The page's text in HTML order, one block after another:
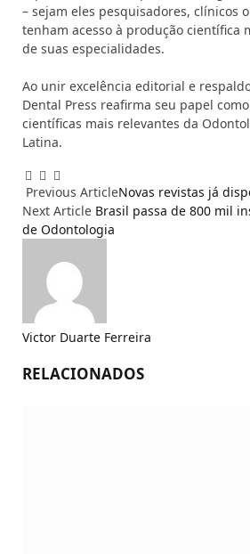
– sejam eles pesquisadores, clínicos
tenham acesso à produção científica
de suas especialidades.
Ao unir excelência editorial e
Dental Press reafirma seu papel
científicas mais relevantes da
Latina.
Facebook
EmailWhatsApp
Previous ArticleNovas revistas já
Next Article Brasil passa de 800 mil
de Odontologia
Victor Duarte Ferreira
RELACIONADOS